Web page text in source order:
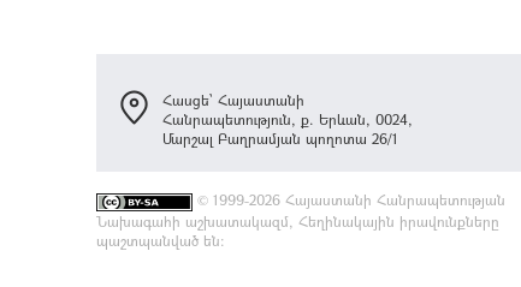
Հասցե՝ Հայաստանի
Հանրապետություն, ք. Երևան, 0024,
Մարշալ Բաղրամյան պողոտա 26/1
© 1999-2026 Հայաստանի Հանրապետության
Նախագահի աշխատակազմ, Հեղինակային իրավունքները
պաշտպանված են: